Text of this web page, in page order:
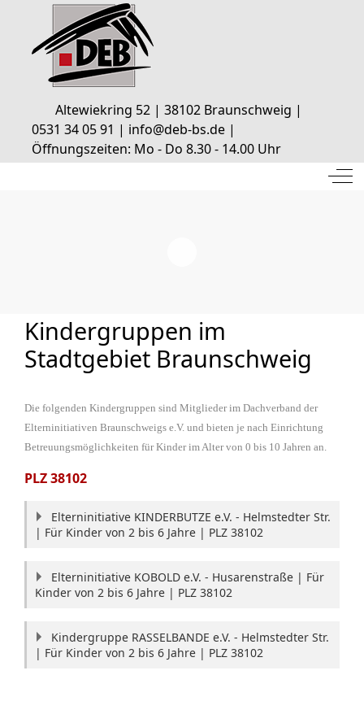
Altewiekring 52 | 38102 Braunschweig |
0531 34 05 91 | info@deb-bs.de |
Öffnungszeiten: Mo - Do 8.30 - 14.00 Uhr
Kindergruppen im
Stadtgebiet Braunschweig
Die folgenden Kindergruppen sind Mitglieder im Dachverband der
Elterninitiativen Braunschweigs e.V. und bieten je nach Einrichtung
Betreuungsmöglichkeiten für Kinder im Alter von 0 bis 10 Jahren an.
PLZ 38102
Elterninitiative KINDERBUTZE e.V. - Helmstedter Str.
| Für Kinder von 2 bis 6 Jahre | PLZ 38102
Elterninitiative KOBOLD e.V. - Husarenstraße | Für
Kinder von 2 bis 6 Jahre | PLZ 38102
Kindergruppe RASSELBANDE e.V. - Helmstedter Str.
| Für Kinder von 2 bis 6 Jahre | PLZ 38102